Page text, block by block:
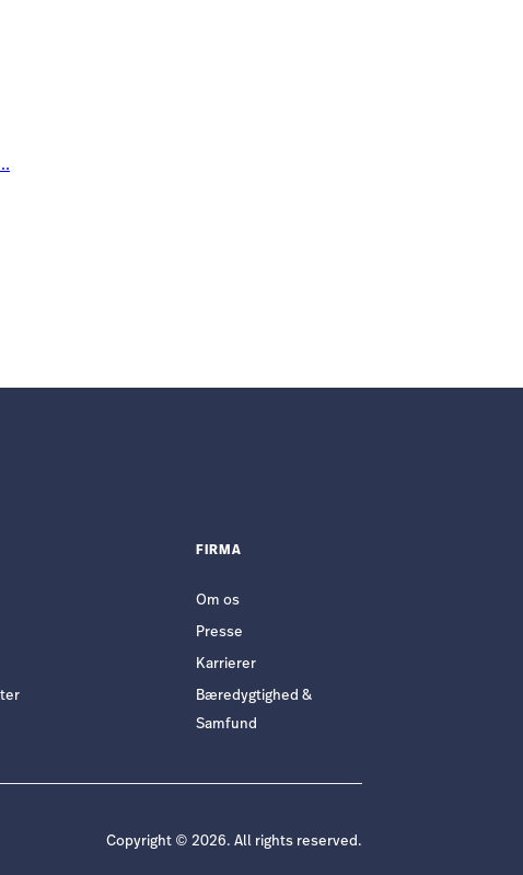
FIRMA
Om os
Presse
Karrierer
Bæredygtighed &
Samfund
Copyright © 2026. All rights reserved.